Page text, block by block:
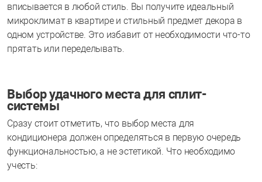
вписывается в любой стиль. Вы получите идеальный
микроклимат в квартире и стильный предмет декора в
одном устройстве. Это избавит от необходимости что-то
прятать или переделывать.
Выбор удачного места для сплит-
системы
Сразу стоит отметить, что выбор места для
кондиционера должен определяться в первую очередь
функциональностью, а не эстетикой. Что необходимо
учесть: